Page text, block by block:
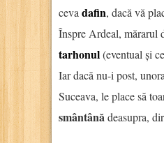
ceva dafin, dacă vă
Înspre Ardeal, mărarul
tarhonul(eventual și
Iar dacă nu-i post,
Suceava, le place să
smântânădeasupra,